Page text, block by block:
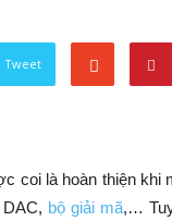
Tweet
coi là hoàn thiện
bộ giải mã,…